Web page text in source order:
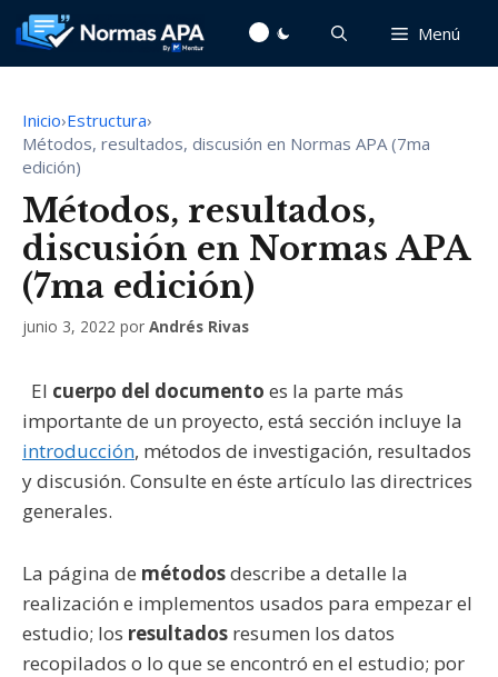
Saltar
contenido
Menú
Inicio›Estructura›
Métodos, resultados, discusión en Normas APA (7ma
edición)
Métodos, resultados,
discusión en Normas APA
(7ma edición)
junio 3, 2022 por Andrés Rivas
El cuerpo del documento es la parte más
importante de un proyecto, está sección incluye la
introducción, métodos de investigación, resultados
y discusión. Consulte en éste artículo las directrices
generales.
La página de métodosdescribe a detalle la
realización e implementos usados para empezar el
estudio; los resultados resumen los datos
recopilados o lo que se encontró en el estudio; por